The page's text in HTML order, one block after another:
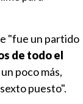
"fue un partido
de todo el
poco más,
puesto".